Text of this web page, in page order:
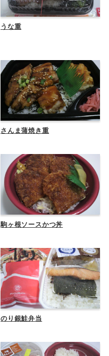
うな重
さんま蒲焼き重
駒ヶ根ソースかつ丼
のり銀鮭弁当